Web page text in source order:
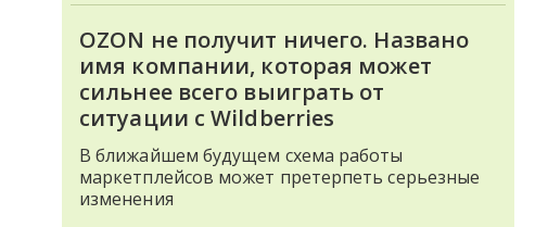
OZON не получит ничего. Названо
имя компании, которая может
сильнее всего выиграть от
ситуации с Wildberries
В ближайшем будущем схема работы
маркетплейсов может претерпеть серьезные
изменения